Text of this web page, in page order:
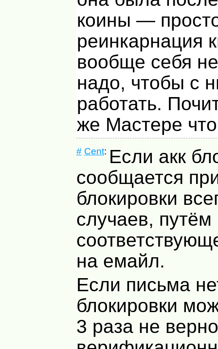
коины —
реинкарнация
вообще себя
надо, чтобы с
работать.
же Мастере
# Cent: Если акк
сообщается
блокировки
случаев,
на емайл.
Если письма
блокировки
3 раза не